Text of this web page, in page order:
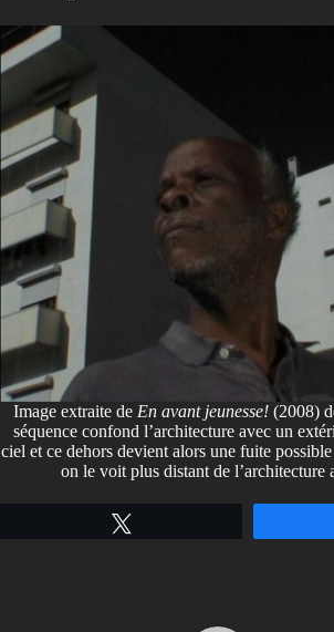
Image extraite de En avant jeunesse! (2008)
séquence confond l’architecture avec un
ciel et ce dehors devient alors une fuite
on le voit plus distant de l’architecture